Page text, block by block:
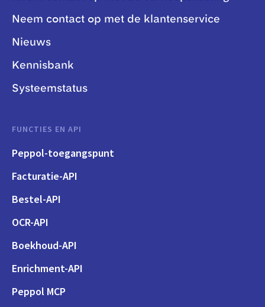
Neem contact op met de klantenservice
Nieuws
Kennisbank
Systeemstatus
FUNCTIES EN API
Peppol-toegangspunt
Facturatie-API
Bestel-API
OCR-API
Boekhoud-API
Enrichment-API
Peppol MCP